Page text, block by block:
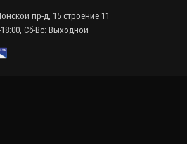
пр-д, 15 строение 11
Сб-Вс: Выходной